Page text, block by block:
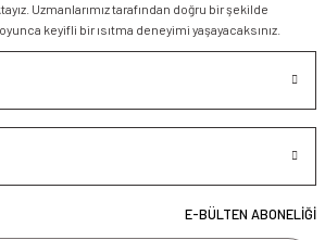
Uzmanlarımız tarafından doğru bir şekilde
keyifli bir ısıtma deneyimi yaşayacaksınız.
E-BÜLTEN ABONELİĞİ